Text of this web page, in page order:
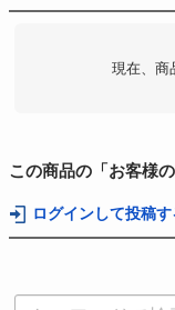
現在、商
この商品の「お客様
ログインして投稿す